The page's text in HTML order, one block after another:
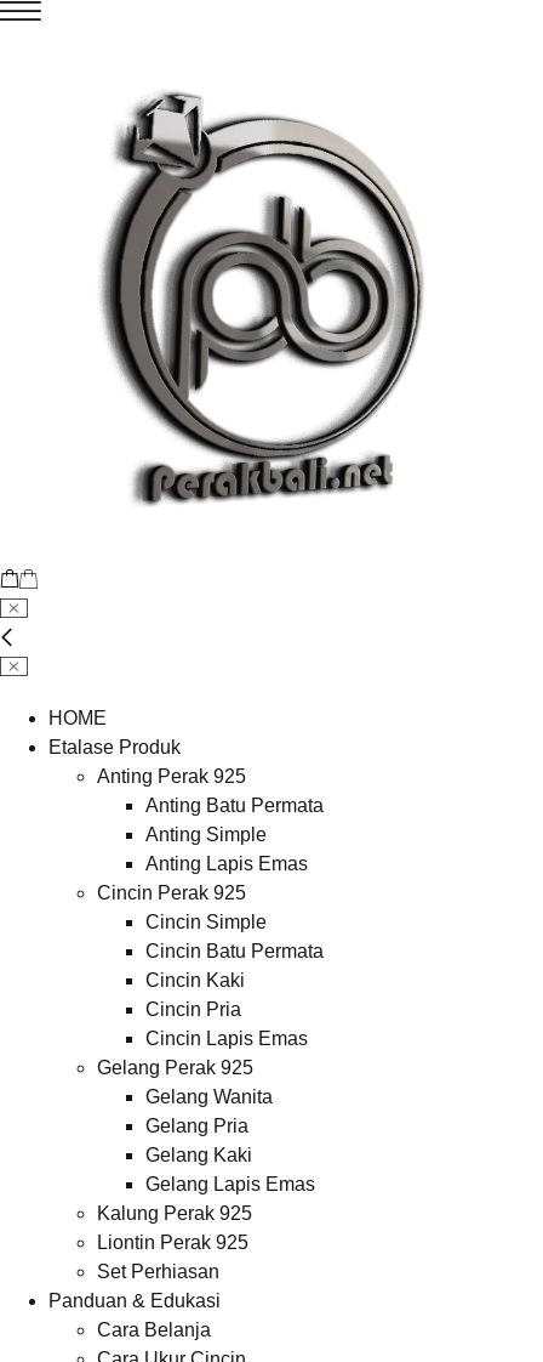
HOME
Etalase Produk
Anting Perak 925
Anting Batu Permata
Anting Simple
Anting Lapis Emas
Cincin Perak 925
Cincin Simple
Cincin Batu Permata
Cincin Kaki
Cincin Pria
Cincin Lapis Emas
Gelang Perak 925
Gelang Wanita
Gelang Pria
Gelang Kaki
Gelang Lapis Emas
Kalung Perak 925
Liontin Perak 925
Set Perhiasan
Panduan & Edukasi
Cara Belanja